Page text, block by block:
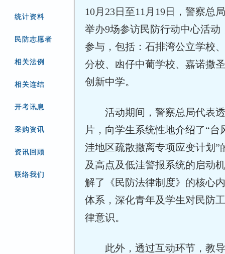
统计资料
民防志愿者
相关法例
相关连结
开考讯息
采购资讯
资讯回顾
联络我们
10月23日至11月19日，警察总
举办9场参访民防行动中心活动
参与，包括：石排湾公立学校
分校、凼仔中葡学校、嘉诺撒
创新中学。
活动期间，警察总局代表
片，向学生系统性地介绍了“台
洼地区疏散撤离专项应变计划”
及高点及低洼警报系统的启动
解了《民防法律制度》的核心
体系，深化青年及学生对民防
律意识。
此外，透过互动环节，教